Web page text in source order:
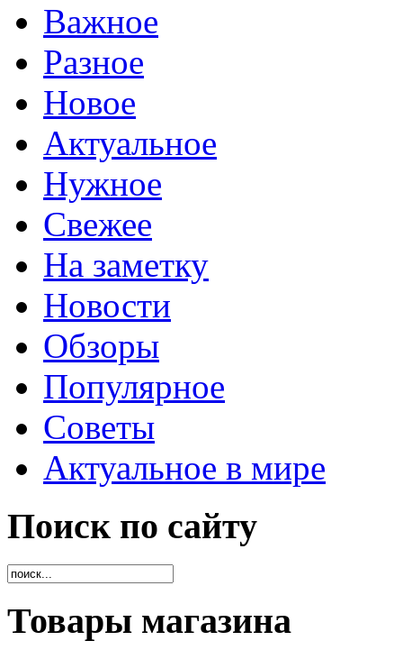
Важное
Разное
Новое
Актуальное
Нужное
Свежее
На заметку
Новости
Обзоры
Популярное
Советы
Актуальное в мире
Поиск по сайту
Товары магазина